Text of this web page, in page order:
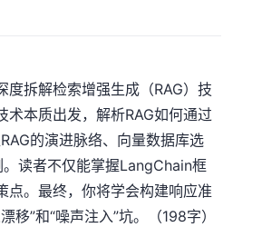
拆解检索增强生成（RAG）技
本质出发，解析RAG如何通过
的演进脉络、向量数据库选
读者不仅能掌握LangChain框
点。最终，你将学会构建响应准
”和“噪声注入”坑。（198字）